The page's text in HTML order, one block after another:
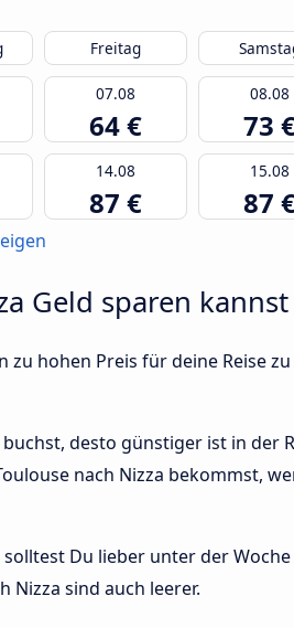
Freitag
07.08
64 €
08.08
73
14.08
87 €
15.08
87
Geld sparen kannst
hohen Preis für deine Reise
desto günstiger ist in der
nach Nizza bekommst,
Du lieber unter der
Nizza sind auch leerer.